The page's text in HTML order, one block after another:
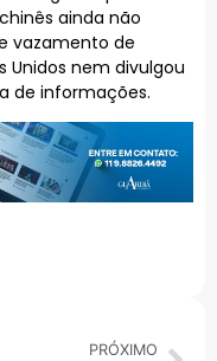
ainda não
vazamento de
Unidos nem divulgou
de informações.
PRÓXIMO